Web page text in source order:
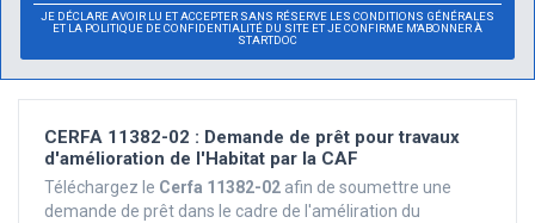
JE DÉCLARE AVOIR LU ET ACCEPTER SANS RÉSERVE LES CONDITIONS GÉNÉRALES
ET LA POLITIQUE DE CONFIDENTIALITÉ DU SITE ET JE CONFIRME M'ABONNER À
STARTDOC
CERFA 11382-02 : Demande de prêt pour travaux
d'amélioration de l'Habitat par la CAF
Téléchargez le Cerfa 11382-02 afin de soumettre une
demande de prêt dans le cadre de l'améliration du